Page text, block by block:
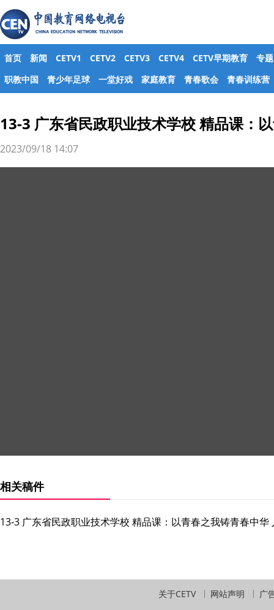
首页 新闻 CETV1 CETV2 CETV3 CETV4 CETV早期教育
专题
职教中国
青少年足球 一堂好戏 家庭教育 青春歌会 青春训练营
13-3 广东省民政职业技术学校 精品课：
2023/09/18 14:07
相关稿件
13-3 广东省民政职业技术学校 精品课：以青春之我铸青春中
关于CETV 网站声明 广